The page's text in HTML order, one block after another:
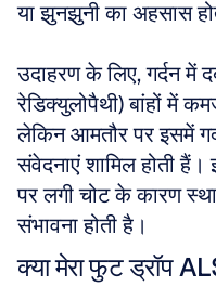
या झुनझुनी का अहसास
उदाहरण के लिए, गर्दन में
रेडिक्युलोपैथी) बांहों में
लेकिन आमतौर पर इसमें
संवेदनाएं शामिल होती
पर लगी चोट के कारण
संभावना होती है।
क्या मेरा फुट ड्रॉप